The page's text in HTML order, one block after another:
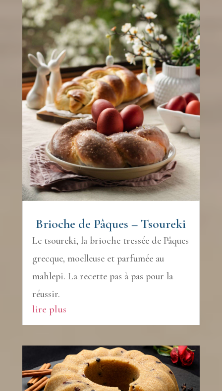
Brioche de Pâques – Tsoureki
Le tsoureki, la brioche tressée de Pâques
grecque, moelleuse et parfumée au
mahlepi. La recette pas à pas pour la
réussir.
lire plus